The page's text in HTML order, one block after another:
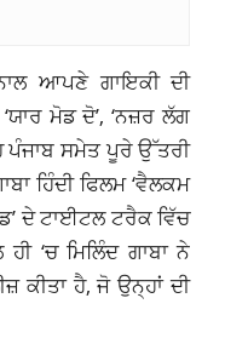
ਆਪਣੇ ਗਾਇਕੀ ਦੀ
ਮੋਡ ਦੋ’, ‘ਨਜ਼ਰ ਲੱਗ
ਪੰਜਾਬ ਸਮੇਤ ਪੂਰੇ ਉੱਤਰੀ
ਹਿੰਦੀ ਫਿਲਮ ‘ਵੈਲਕਮ
ਦੇ ਟਾਈਟਲ ਟਰੈਕ ਵਿੱਚ
‘ਚ ਮਿਲਿੰਦ ਗਾਬਾ ਨੇ
ਕੀਤਾ ਹੈ, ਜੋਉਨ੍ਹਾਂਦੀ